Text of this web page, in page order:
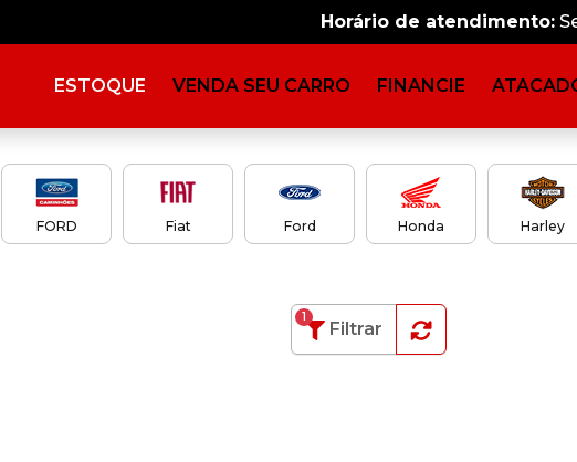
Horário de atendimento:
ESTOQUE VENDA SEU CARRO FINANCIE
FORD Fiat Ford Honda Harley
Filtrar
1